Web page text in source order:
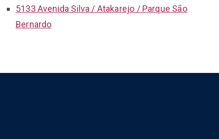
5133 Avenida Silva / Atakarejo / Parque São
Bernardo